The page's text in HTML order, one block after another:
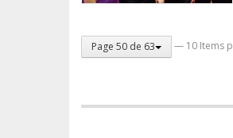
Page 50 de 63 — 10 Items